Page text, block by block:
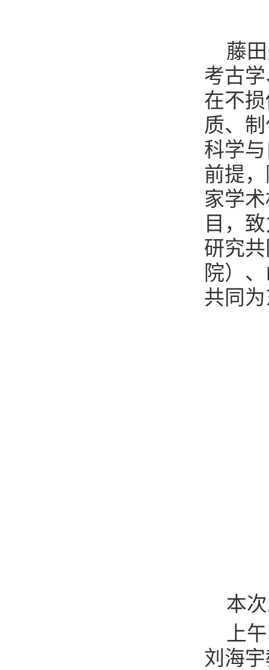
藤
考古
在不
质、
科学
前提
家学
目，
研究
院）
共同
本
上
刘海